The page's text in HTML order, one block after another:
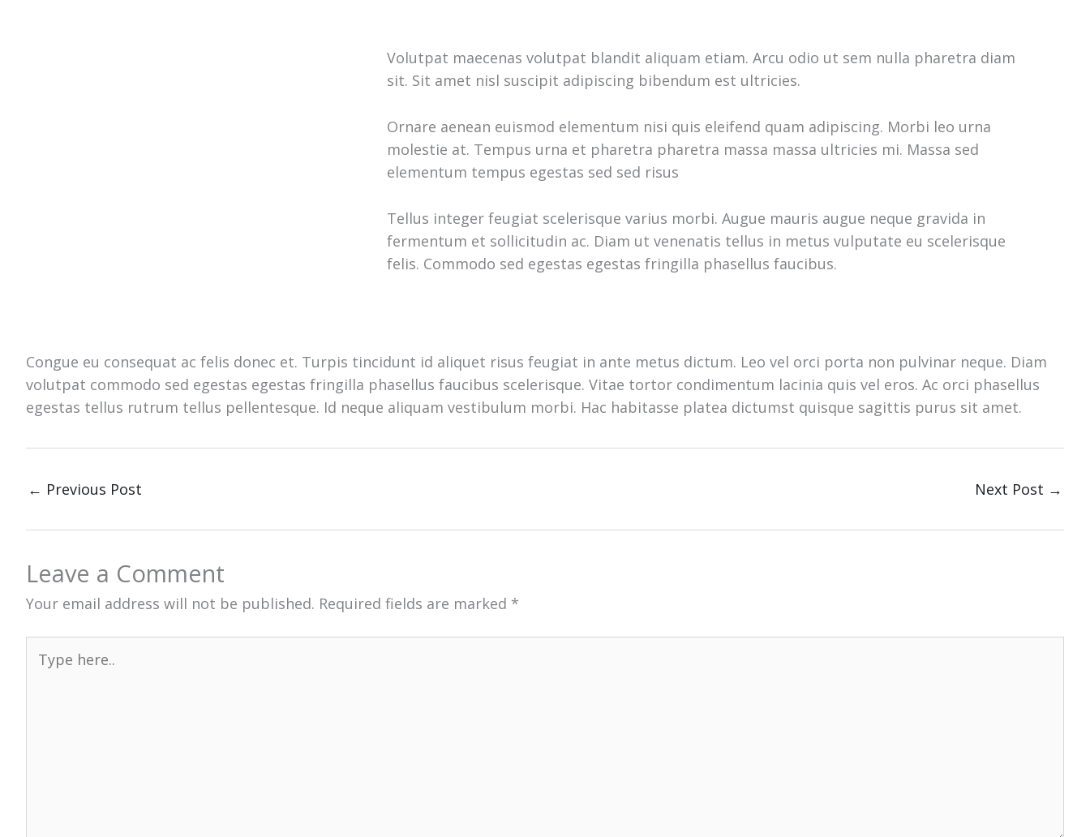
Volutpat maecenas volutpat blandit aliquam etiam. Arcu odio ut sem nulla pharetra diam
sit. Sit amet nisl suscipit adipiscing bibendum est ultricies.
Ornare aenean euismod elementum nisi quis eleifend quam adipiscing. Morbi leo urna
molestie at. Tempus urna et pharetra pharetra massa massa ultricies mi. Massa sed
elementum tempus egestas sed sed risus
Tellus integer feugiat scelerisque varius morbi. Augue mauris augue neque gravida in
fermentum et sollicitudin ac. Diam ut venenatis tellus in metus vulputate eu scelerisque
felis. Commodo sed egestas egestas fringilla phasellus faucibus.
Congue eu consequat ac felis donec et. Turpis tincidunt id aliquet risus feugiat in ante metus dictum. Leo vel orci porta non pulvinar neque. Diam
volutpat commodo sed egestas egestas fringilla phasellus faucibus scelerisque. Vitae tortor condimentum lacinia quis vel eros. Ac orci phasellus
egestas tellus rutrum tellus pellentesque. Id neque aliquam vestibulum morbi. Hac habitasse platea dictumst quisque sagittis purus sit amet.
← Previous Post Next Post →
Leave a Comment
Your email address will not be published. Required fields are marked *
here..